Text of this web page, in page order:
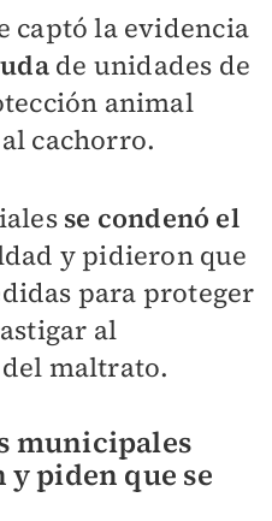
captó la evidencia
de unidades de
animal
cachorro.
se condenó el
y pidieron que
para proteger
al
maltrato.
municipales
piden que se